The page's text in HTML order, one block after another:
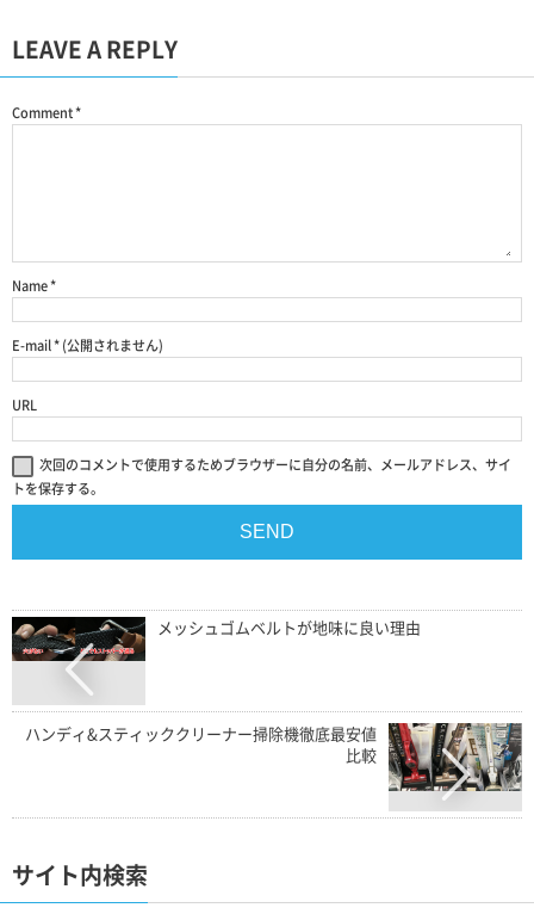
LEAVE A REPLY
Comment*
Name*
E-mail*(公開されません)
URL
次回のコメントで使用するためブラウザーに自分の名前、メールアドレス、サイ
トを保存する。
メッシュゴムベルトが地味に良い理由
ハンディ&スティッククリーナー掃除機徹底最安値
比較
サイト内検索